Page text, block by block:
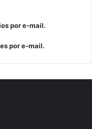
por e-mail.
por e-mail.